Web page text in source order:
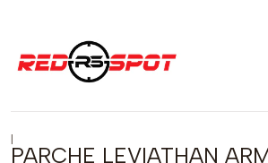
|
PARCHE LEVIATHAN